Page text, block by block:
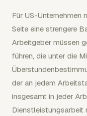
Für US-
Seite eine strengere
Arbeitgeber müssen
führen, die unter die
der an jedem
insgesamt in jeder
Dienstleistungsarbeit